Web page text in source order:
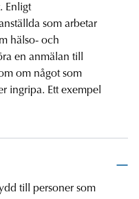
Enligt
som arbetar
hälso- och
en anmälan till
om något som
ingripa. Ett exempel
till personer som